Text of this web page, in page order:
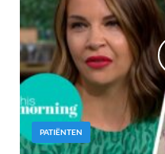
PATIËNTEN